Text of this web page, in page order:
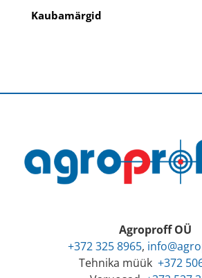
Kaubamärgid
Agroproff OÜ
+372 325 8965,
Tehnika müük +372